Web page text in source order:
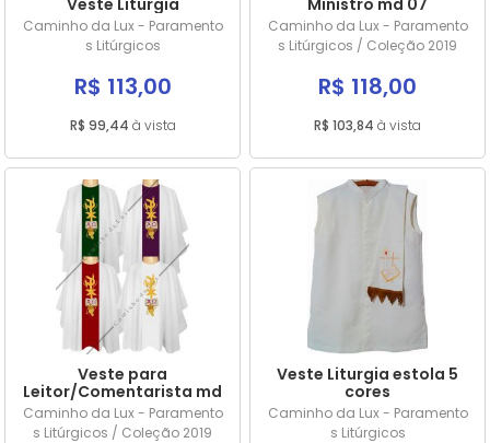
Veste Liturgia
Caminho da Lux - Paramento
s Litúrgicos
R$ 113,00
R$ 99,44 à vista
Ministro md 07
Caminho da Lux - Paramento
s Litúrgicos / Coleção 2019
R$ 118,00
R$ 103,84 à vista
Veste para
Leitor/Comentarista md
06
Caminho da Lux - Paramento
s Litúrgicos / Coleção 2019
Veste Liturgia estola 5
cores
Caminho da Lux - Paramento
s Litúrgicos